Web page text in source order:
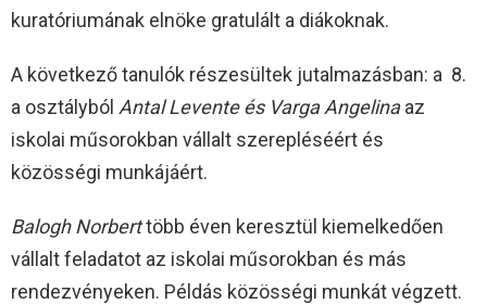
kuratóriumának elnöke gratulált a diákoknak.
A következő tanulók részesültek jutalmazásban: a 8.
a osztályból Antal Levente és Varga Angelinaaz
iskolai műsorokban vállalt szerepléséért és
közösségi munkájáért.
Balogh Norberttöbb éven keresztül kiemelkedően
vállalt feladatot az iskolai műsorokban és más
rendezvényeken. Példás közösségi munkát végzett.